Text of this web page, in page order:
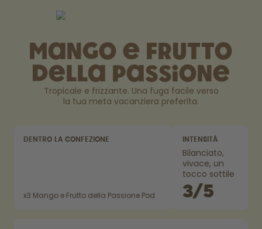
Dove acquistare
Mango e Frutto
della Passione
Tropicale e frizzante. Una fuga facile verso
la tua meta vacanziera preferita.
DENTRO LA CONFEZIONE
x3 Mango e Frutto della Passione Pod
INTENSITÀ
Bilanciato,
vivace, un
tocco sottile
3/5